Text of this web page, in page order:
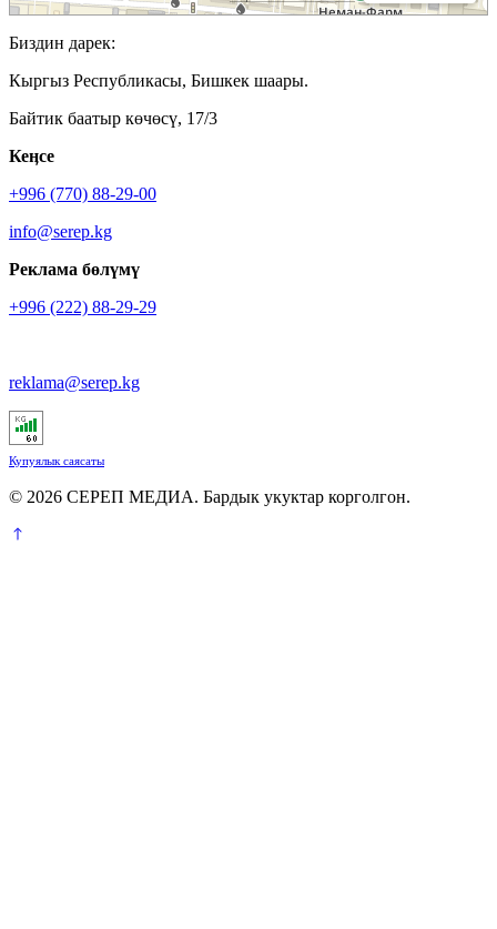
Биздин дарек:
Кыргыз Республикасы, Бишкек шаары.
Байтик баатыр көчөсү, 17/3
Кеӊсе
+996 (770) 88-29-00
info@serep.kg
Реклама бөлүмү
+996 (222) 88-29-29
reklama@serep.kg
Купуялык саясаты
© 2026 СЕРЕП МЕДИА. Бардык укуктар корголгон.